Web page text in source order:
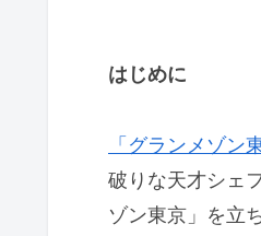
はじめに
「グランメゾン
破りな天才シェ
ゾン東京」を立